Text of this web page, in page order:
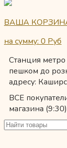
ВАША
на сумму: 0 Руб
Станция
пешком до
адресу:
ВСЕ
магазина